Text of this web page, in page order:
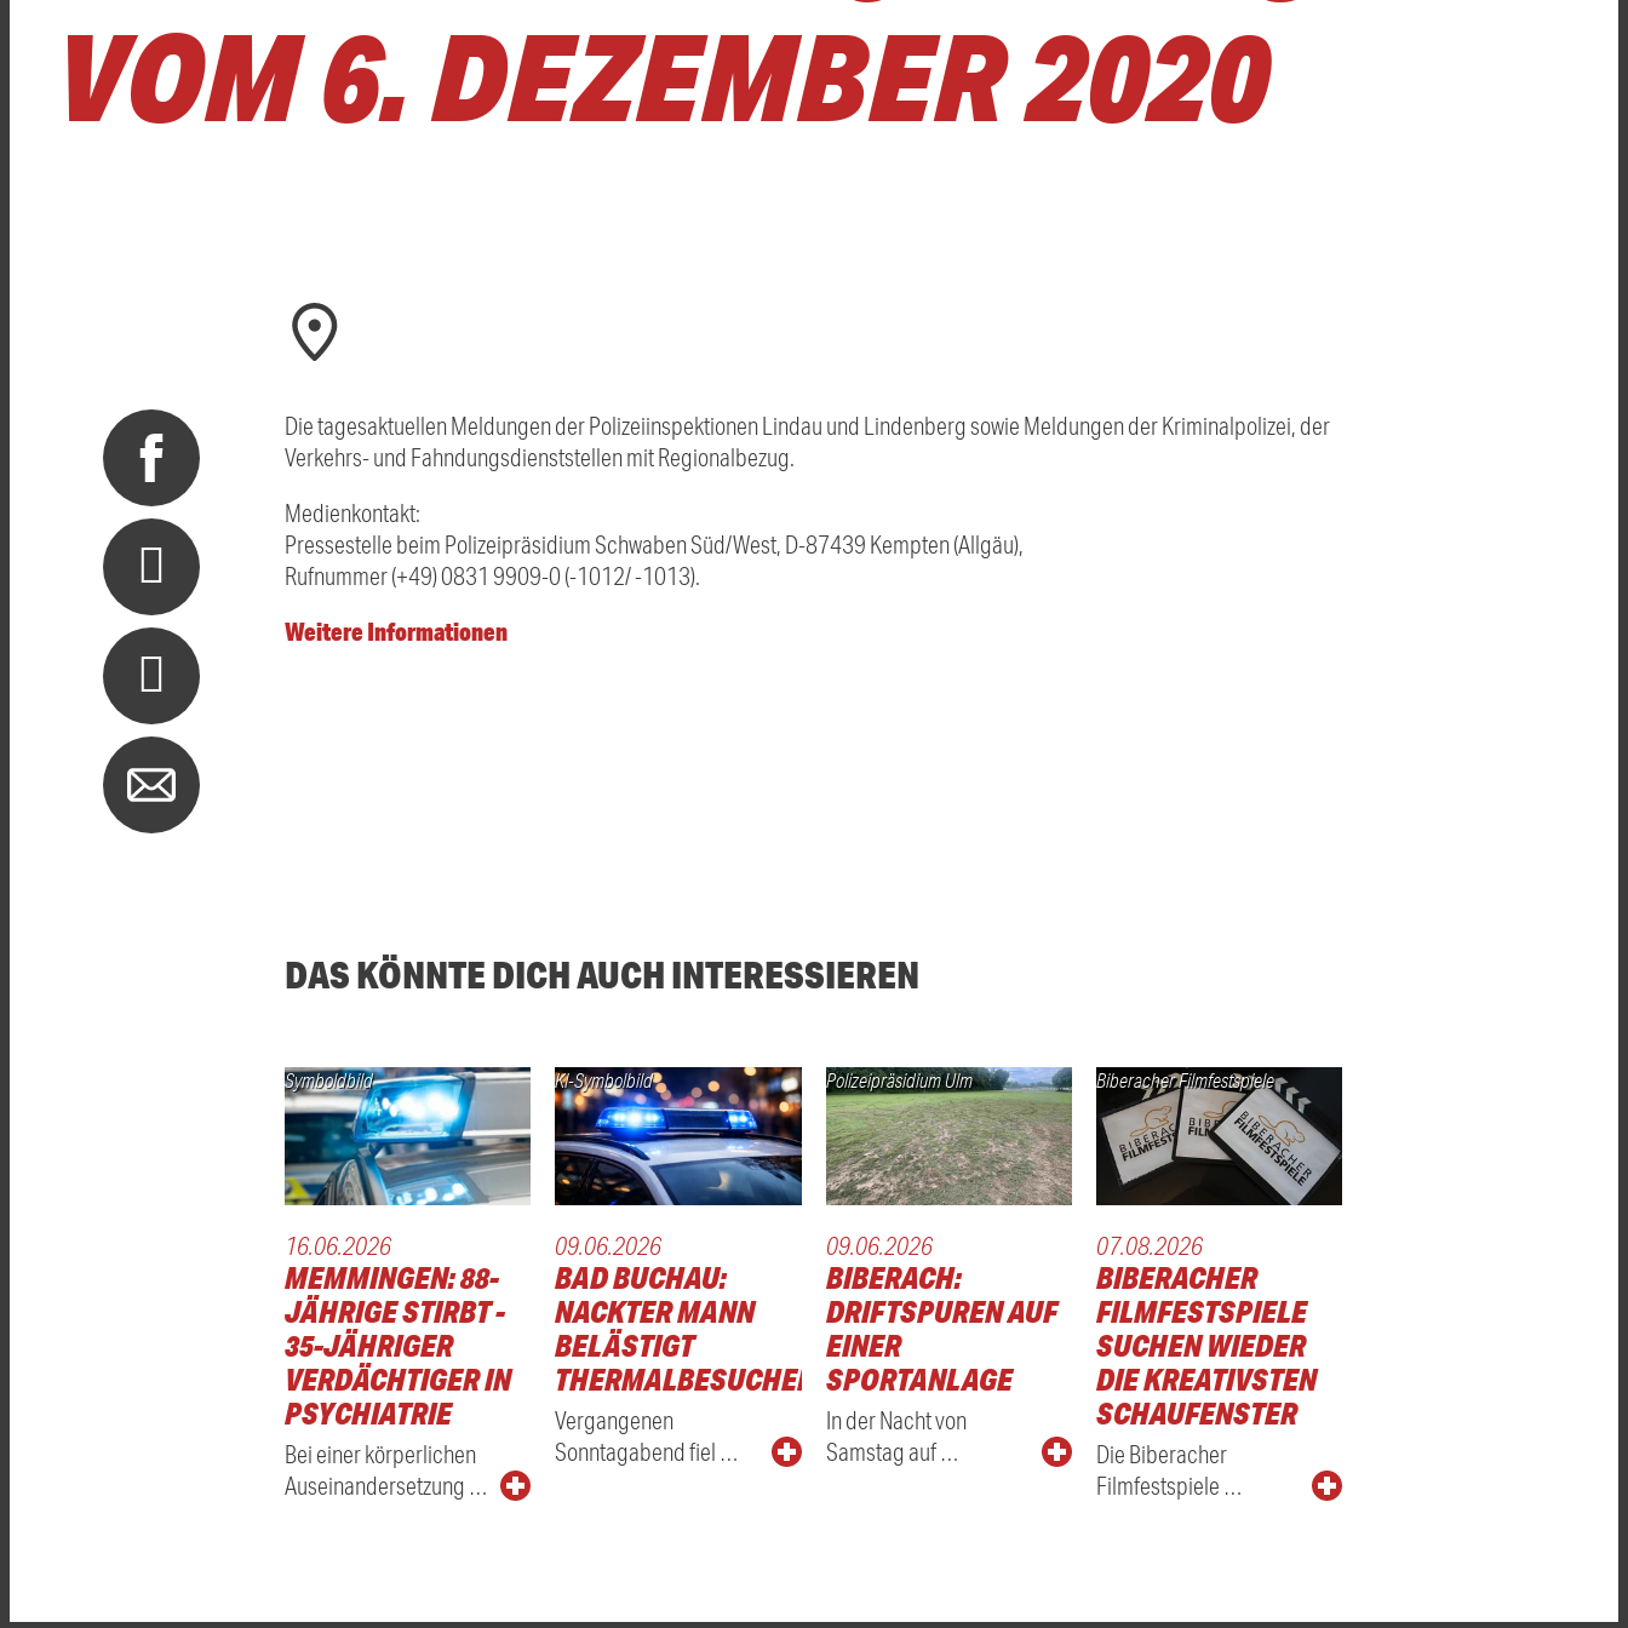
VOM 6. DEZEMBER 2020
Die tagesaktuellen Meldungen der Polizeiinspektionen Lindau und Lindenberg sowie Meldungen der Kriminalpolizei, der
Verkehrs- und Fahndungsdienststellen mit Regionalbezug.
Medienkontakt:
Pressestelle beim Polizeipräsidium Schwaben Süd/West, D-87439 Kempten (Allgäu),
Rufnummer (+49) 0831 9909-0 (-1012/ -1013).
Weitere Informationen
DAS KÖNNTE DICH AUCH INTERESSIEREN
Symboldbild
16.06.2026
MEMMINGEN: 88-
JÄHRIGE STIRBT -
35-JÄHRIGER
VERDÄCHTIGER IN
PSYCHIATRIE
Bei einer körperlichen
Auseinandersetzung …
KI-Symbolbild
09.06.2026
BAD BUCHAU:
NACKTER MANN
BELÄSTIGT
THERMALBESUCHER
Vergangenen
Sonntagabend fiel …
Polizeipräsidium Ulm
09.06.2026
BIBERACH:
DRIFTSPUREN AUF
EINER
SPORTANLAGE
In der Nacht von
Samstag auf …
Biberacher Filmfestspiele
07.08.2026
BIBERACHER
FILMFESTSPIELE
SUCHEN WIEDER
DIE KREATIVSTEN
SCHAUFENSTER
Die Biberacher
Filmfestspiele …